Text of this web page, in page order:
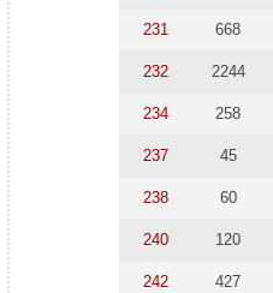
231 668
232 2244
234 258
237 45
238 60
240 120
242 427